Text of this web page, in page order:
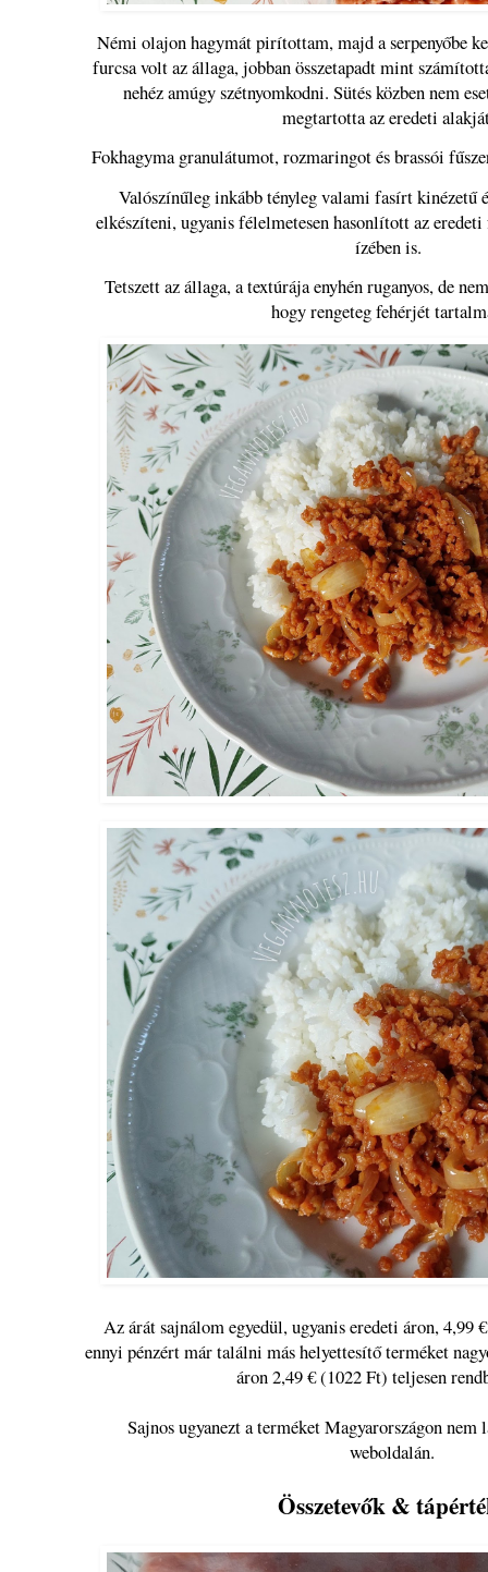
Némi olajon hagymát pirítottam, majd a serpenyőbe
furcsa volt az állaga, jobban összetapadt mint
nehéz amúgy szétnyomkodni. Sütés közben nem
megtartotta az eredeti
Fokhagyma granulátumot, rozmaringot és brassói
Valószínűleg inkább tényleg valami fasírt kinézetű
elkészíteni, ugyanis félelmetesen hasonlított az
ízében is.
Tetszett az állaga, a textúrája enyhén ruganyos, de
hogy rengeteg fehérjét
Az árát sajnálom egyedül, ugyanis eredeti áron, 4,99
ennyi pénzért már találni más helyettesítő terméket
áron 2,49 € (1022 Ft) teljesen
Sajnos ugyanezt a terméket Magyarországon nem
weboldalán.
Összetevők &